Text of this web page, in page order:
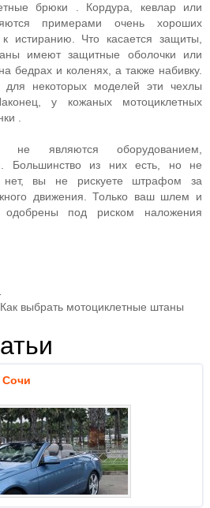
брюки . Кордура, кевлар или
примерами очень хороших
истиранию. Что касается защиты,
имеют защитные оболочки или
бедрах и коленях, а также набивку.
для некоторых моделей эти чехлы
у кожаных мотоциклетных
.
не являются оборудованием,
Большинство из них есть, но не
нет, вы не рискуете штрафом за
движения. Только ваш шлем и
под риском наложения
Как выбрать мотоциклетные штаны
Сочи